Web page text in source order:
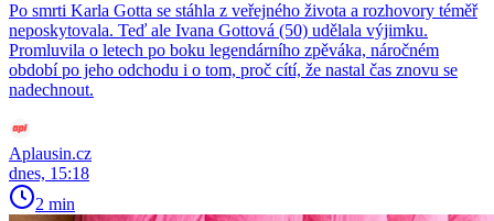
Po smrti Karla Gotta se stáhla z veřejného života a rozhovory téměř
neposkytovala. Teď ale Ivana Gottová (50) udělala výjimku.
Promluvila o letech po boku legendárního zpěváka, náročném
období po jeho odchodu i o tom, proč cítí, že nastal čas znovu se
nadechnout.
Aplausin.cz
dnes, 15:18
2 min